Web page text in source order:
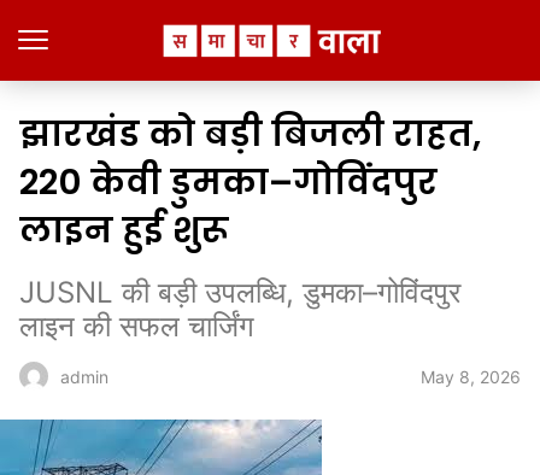
झारखंड को बड़ी बिजली राहत,
220 केवी डुमका–गोविंदपुर
लाइन हुई शुरू
JUSNL की बड़ी उपलब्धि, डुमका–गोविंदपुर
लाइन की सफल चार्जिंग
admin May 8, 2026